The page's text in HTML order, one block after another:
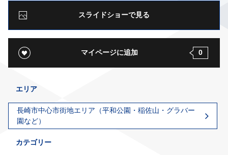
スライドショーで見る
マイページに追加 0
エリア
長崎市中心市街地エリア（平和公園・稲佐山・グラバー
園など）
カテゴリー